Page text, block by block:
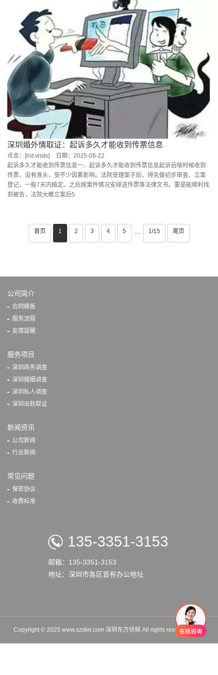
深圳婚外情取证：起诉多久才能收到传票信息
点击：[list:visits]
日期：2025-08-22
起诉多久才能收到传票信息一、起诉多久才能收到传票信息起诉后啥时候收到
传票，没有准头，受不少因素影响。法院受理案子后，得先做初步审查、立案
登记，一般7天内搞定。之后按案件情况安排送传票等法律文书。要是能顺利找
到被告，法院大概立案后5
首页 1 2 3 4 5 ··· 1/15 尾页
公司简介
合同模板
服务流程
友情提醒
服务项目
深圳商务调查
深圳婚姻调查
深圳私人调查
深圳出轨取证
新闻资讯
公司新闻
行业新闻
常见问题
保密协议
收费标准
135-3351-3153
邮箱：135-3351-3153
地址：深圳市各区皆有办公地址
Copyright © 2025 www.szdkn.com 深圳东方侦探 All rights reserved.XML